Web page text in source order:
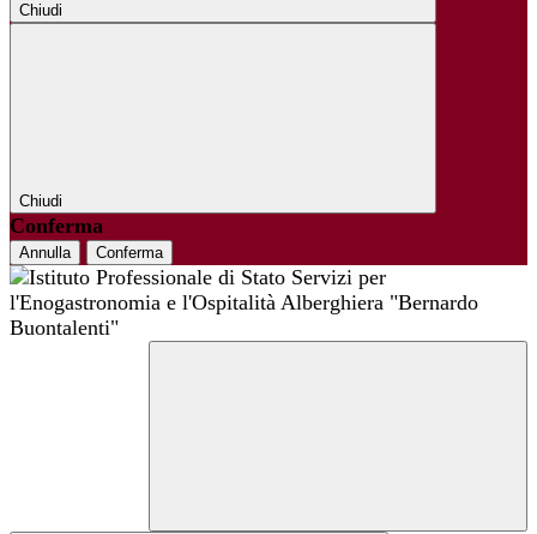
Chiudi
Chiudi
Conferma
Annulla Conferma